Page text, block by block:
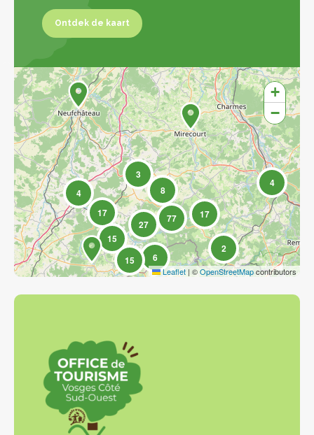
Ontdek de kaart
6
15
8
15
17 17
4
27 77
3
2
4
+
−
Leaflet | ©OpenStreetMapcontributors